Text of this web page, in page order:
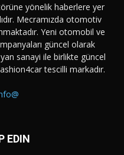
yönelik haberlere yer
Mecramızda otomotiv
Yeni otomobil ve
güncel olarak
sanayi ile birlikte güncel
tescilli markadır.
EDIN